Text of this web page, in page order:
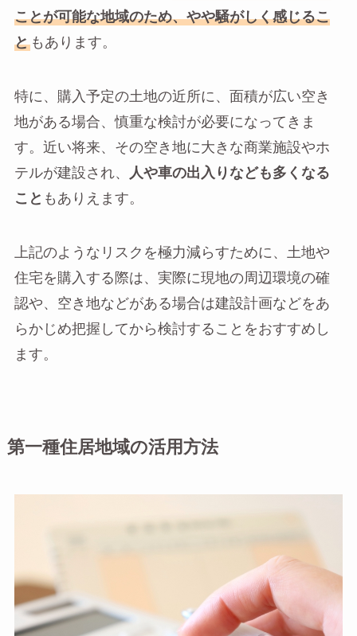
ことが可能な地域のため、やや騒がしく感じるこ
ともあります。
特に、購入予定の土地の近所に、面積が広い空き
地がある場合、慎重な検討が必要になってきま
す。近い将来、その空き地に大きな商業施設やホ
テルが建設され、
人や車の出入りなども多くなる
こと もありえます。
上記のようなリスクを極力減らすために、土地や
住宅を購入する際は、実際に現地の周辺環境の確
認や、空き地などがある場合は建設計画などをあ
らかじめ把握してから検討することをおすすめし
ます。
第一種住居地域の活用方法